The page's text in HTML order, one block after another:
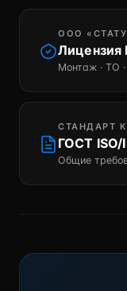
ООО
Монтаж · ТО
СТАНДАРТ
ГОСТ ISO/
Общие